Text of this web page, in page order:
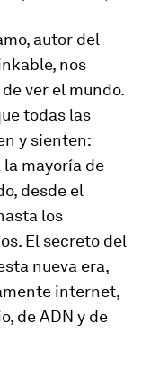
autor del
, nos
ver el mundo.
todas las
y sienten:
mayoría de
desde el
los
El secreto del
nueva era,
internet,
de ADN y de